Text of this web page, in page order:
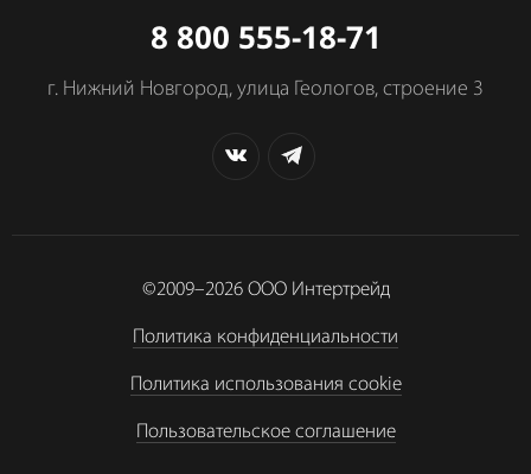
8 800 555-18-71
г. Нижний Новгород, улица Геологов, строение 3
©2009–2026 ООО Интертрейд
Политика конфиденциальности
Политика использования cookie
Пользовательское соглашение